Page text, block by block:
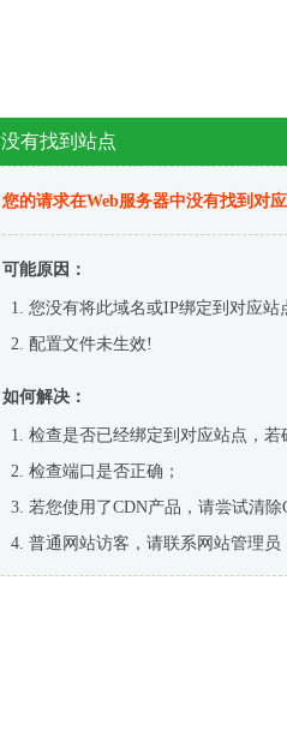
没有找到站点
您的请求在Web服务器中没有找到对
可能原因：
您没有将此域名或IP绑定到对应站
配置文件未生效!
如何解决：
检查是否已经绑定到对应站点，
检查端口是否正确；
若您使用了CDN产品，请尝试清除
普通网站访客，请联系网站管理员